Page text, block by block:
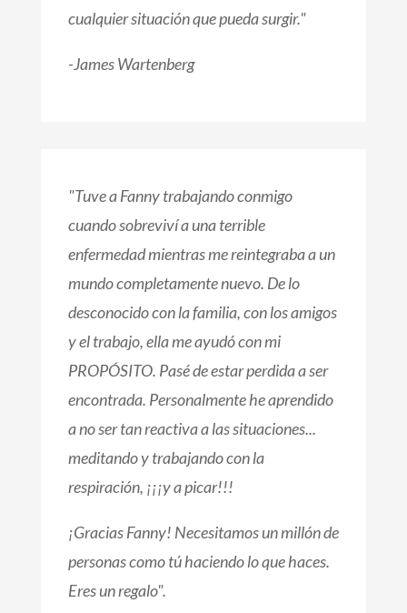
cualquier situación que pueda surgir."
-James Wartenberg
"Tuve a Fanny trabajando conmigo
cuando sobreviví a una terrible
enfermedad mientras me reintegraba a un
mundo completamente nuevo. De lo
desconocido con la familia, con los amigos
y el trabajo, ella me ayudó con mi
PROPÓSITO. Pasé de estar perdida a ser
encontrada. Personalmente he aprendido
a no ser tan reactiva a las situaciones...
meditando y trabajando con la
respiración, ¡¡¡y a picar!!!
¡Gracias Fanny! Necesitamos un millón de
personas como tú haciendo lo que haces.
Eres un regalo".